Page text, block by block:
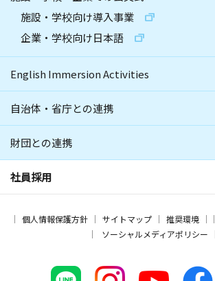
施設・学校向け導入事業
企業・学校向け日本語
English Immersion Activities
自治体・省庁との連携
財団との連携
社員採用
個人情報保護方針 サイトマップ 推奨環境
ソーシャルメディアポリシー